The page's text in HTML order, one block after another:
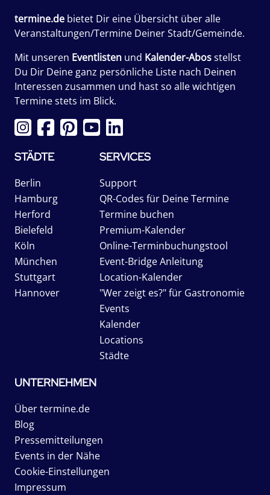
termine.de bietet Dir eine Übersicht über alle
Veranstaltungen/Termine Deiner Stadt/Gemeinde.
Mit unseren Eventlisten und Kalender-Abosstellst
Du Dir Deine ganz persönliche Liste nach Deinen
Interessen zusammen und hast so alle wichtigen
Termine stets im Blick.
STÄDTE
Berlin
Hamburg
Herford
Bielefeld
Köln
München
Stuttgart
Hannover
SERVICES
Support
QR-Codes für Deine Termine
Termine buchen
Premium-Kalender
Online-Terminbuchungstool
Event-Bridge Anleitung
Location-Kalender
"Wer zeigt es?" für Gastronomie
Events
Kalender
Locations
Städte
UNTERNEHMEN
Über termine.de
Blog
Pressemitteilungen
Events in der Nähe
Cookie-Einstellungen
Impressum